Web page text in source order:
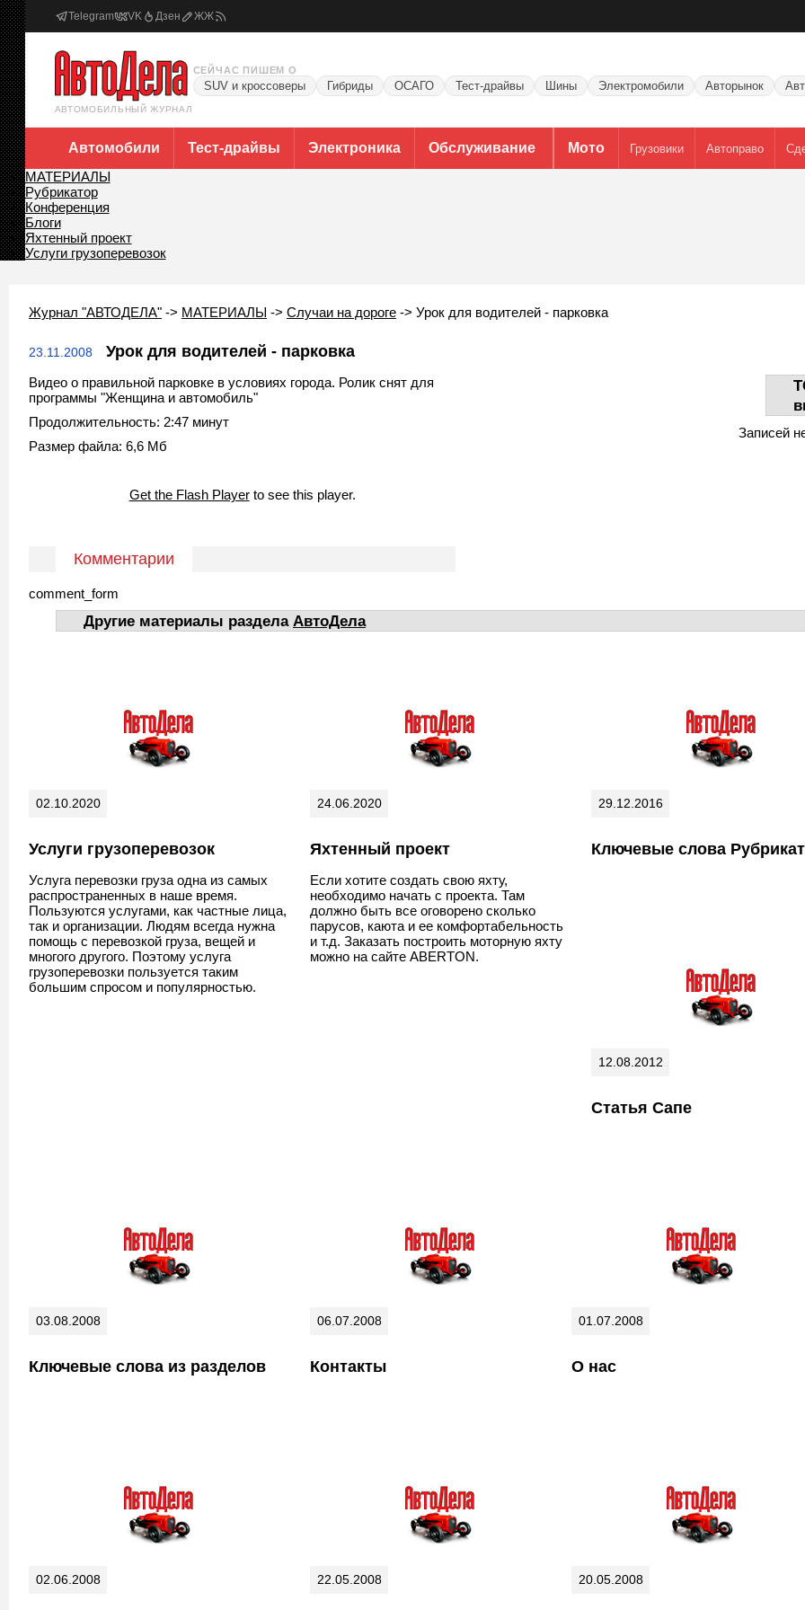
Telegram VK Дзен ЖЖ
АВТОМОБИЛЬНЫЙ ЖУРНАЛ
СЕЙЧАС ПИШЕМ О
SUV и кроссоверы Гибриды ОСАГО Тест-драйвы Шины Электромобили Авторынок
Автомобили Тест-драйвы Электроника Обслуживание Мото Грузовики Автоправо
МАТЕРИАЛЫ
Рубрикатор
Конференция
Блоги
Яхтенный проект
Услуги грузоперевозок
Журнал "АВТОДЕЛА" -> МАТЕРИАЛЫ -> Случаи на дороге -> Урок для водителей - парковка
23.11.2008 Урок для водителей - парковка
Видео о правильной парковке в условиях города. Ролик снят для
программы "Женщина и автомобиль"
Продолжительность: 2:47 минут
Размер файла: 6,6 Мб
Get the Flash Playerto see this player.
Комментарии
comment_form
Записей
Другие материалы раздела АвтоДела
02.10.2020
Услуги грузоперевозок
Услуга перевозки груза одна из самых
распространенных в наше время.
Пользуются услугами, как частные лица,
так и организации. Людям всегда нужна
помощь с перевозкой груза, вещей и
многого другого. Поэтому услуга
грузоперевозки пользуется таким
большим спросом и популярностью.
24.06.2020
Яхтенный проект
Если хотите создать свою яхту,
необходимо начать с проекта. Там
должно быть все оговорено сколько
парусов, каюта и ее комфортабельность
и т.д. Заказать построить моторную яхту
можно на сайте ABERTON.
29.12.2016
Ключевые слова
12.08.2012
Статья Сапе
03.08.2008
Ключевые слова из разделов
06.07.2008
Контакты
01.07.2008
О нас
02.06.2008 22.05.2008 20.05.2008